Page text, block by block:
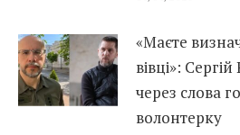
«Маєте
вівці»:
через слова
волонтерку